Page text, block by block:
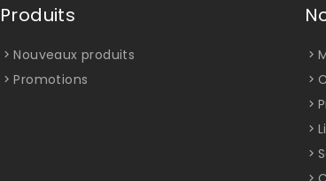
Produits
Nouveaux produits
Promotions